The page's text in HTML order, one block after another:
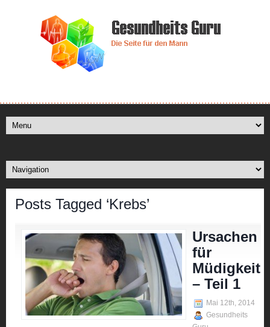
Posts Tagged ‘Krebs’
Ursachen
für
Müdigkeit
– Teil 1
Mai 12th, 2014
Gesundheits